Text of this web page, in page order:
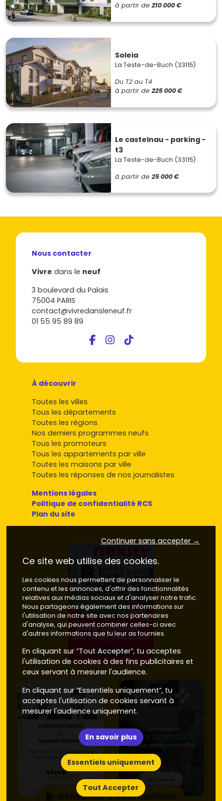
à partir de 210 000 €
Soleia
La Teste-de-Buch (33115)
Du T2 au T4
à partir de 225 000 €
Le castelnau - parking -
t3
La Teste-de-Buch (33115)
à partir de 25 000 €
Demande d'informations
Nous contacter
Vivre dans le neuf
3 boulevard du Palais
75004 PARIS
contact@vivredansleneuf.fr
01 55 95 89 89
À découvrir
Toutes les villes
Tous les départements
Toutes les régions
Nos derniers programmes neufs
Tous les promoteurs
Tous les appartements par ville
Toutes les maisons par ville
Toutes les réponses de nos journalistes
Mentions légales
Politique de confidentialité RCS
Plan du site
Continuer sans accepter →
Ce site web utilise des cookies.
Les cookies nous permettent de personnaliser le
contenu et les annonces, d'offrir des fonctionnalités
relatives aux médias sociaux et d'analyser notre trafic.
Nous partageons également des informations sur
l'utilisation de notre site avec nos partenaires
d'analyse, qui peuvent combiner celles-ci avec
d'autres informations que tu leur as fournies.
En cliquant sur “Tout Accepter”, tu acceptes
l'utilisation de cookies à des fins publicitaires et
ceux servant à mesurer l'audience.
En cliquant sur “Essentiels uniquement”, tu
acceptes l'utilisation de cookies servant à
mesurer l'audience uniquement.
En savoir plus
Essentiels uniquement
Tout Accepter